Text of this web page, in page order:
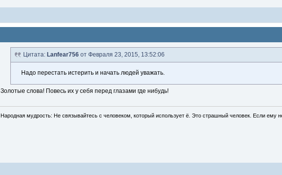
Цитата:Lanfear756 от Февраля 23, 2015, 13:52:06
Надо перестать истерить и начать людей уважать.
Золотые слова! Повесь их у себя перед глазами где нибудь!
Народная мудрость: Не связывайтесь с человеком, который использует ё. Это страшный человек. Если ему